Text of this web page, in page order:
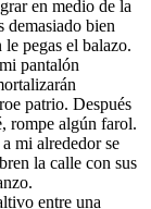
en medio de la
demasiado bien
pegas el balazo.
pantalón
patrio. Después
rompe algún farol.
mi alrededor se
la calle con sus
entre una